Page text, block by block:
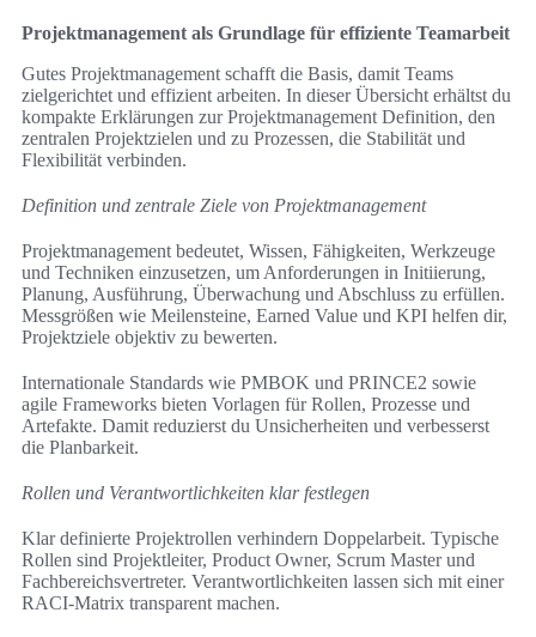
Projektmanagement als Grundlage für effiziente Teamarbeit
Gutes Projektmanagement schafft die Basis, damit Teams
zielgerichtet und effizient arbeiten. In dieser Übersicht erhältst du
kompakte Erklärungen zur Projektmanagement Definition, den
zentralen Projektzielen und zu Prozessen, die Stabilität und
Flexibilität verbinden.
Definition und zentrale Ziele von Projektmanagement
Projektmanagement bedeutet, Wissen, Fähigkeiten, Werkzeuge
und Techniken einzusetzen, um Anforderungen in Initiierung,
Planung, Ausführung, Überwachung und Abschluss zu erfüllen.
Messgrößen wie Meilensteine, Earned Value und KPI helfen dir,
Projektziele objektiv zu bewerten.
Internationale Standards wie PMBOK und PRINCE2 sowie
agile Frameworks bieten Vorlagen für Rollen, Prozesse und
Artefakte. Damit reduzierst du Unsicherheiten und verbesserst
die Planbarkeit.
Rollen und Verantwortlichkeiten klar festlegen
Klar definierte Projektrollen verhindern Doppelarbeit. Typische
Rollen sind Projektleiter, Product Owner, Scrum Master und
Fachbereichsvertreter. Verantwortlichkeiten lassen sich mit einer
RACI-Matrix transparent machen.